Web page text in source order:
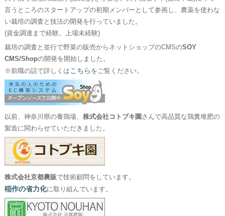
言うところのスタートアップの初期メンバーとして参画し、農薬を使わな
い栽培の調査と技法の開発を行っていました。
(資金調達まで経験。上場未経験)
栽培の調査と並行で野菜の販売からネットショップのCMSのSOY
CMS/Shopの開発を開始しました。
※前職の話で詳しくはこちら をご覧ください。
以前、神奈川県の養鶏場、 株式会社コトブキ園 さんで高品質な鶏糞堆肥の
製造に関わらせていただきました。
株式会社京都農販で技術顧問をしています。
稲作の省力化に取り組んでいます。